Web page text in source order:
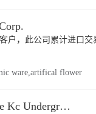
户，此公司累计进口交
ware,artifical flower
Knapheide Kc Underground